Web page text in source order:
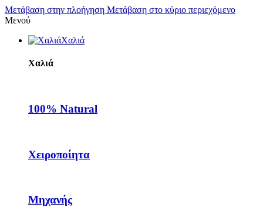
Μετάβαση στην πλοήγηση Μετάβαση στο κύριο περιεχόμενο
Μενού
Χαλιά
Χαλιά
100% Natural
Χειροποίητα
Μηχανής